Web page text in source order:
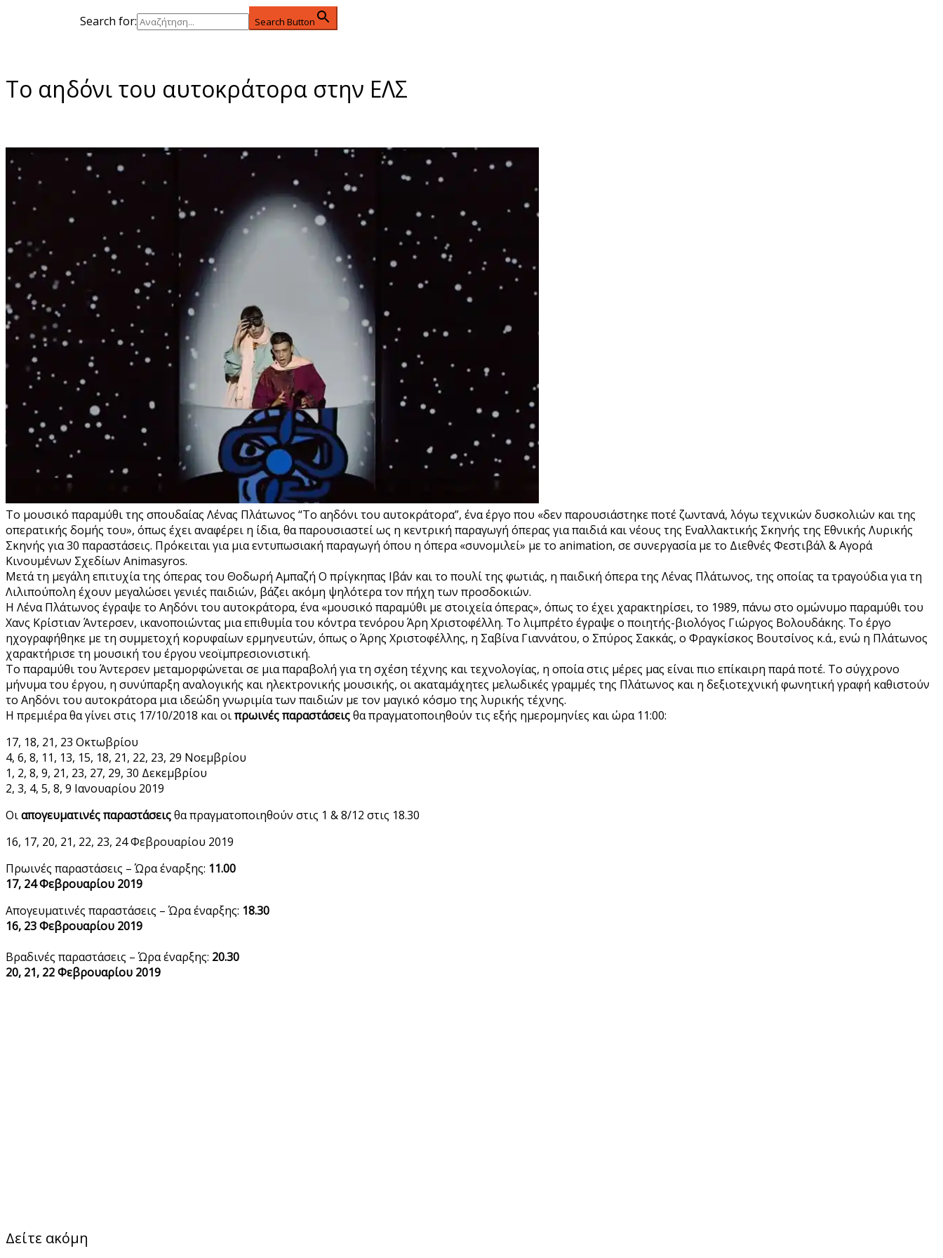
Search for: Search Button
To αηδόνι του αυτοκράτορα στην ΕΛΣ
Το μουσικό παραμύθι της σπουδαίας Λένας Πλάτωνος “Το αηδόνι του αυτοκράτορα”, ένα έργο που «δεν παρουσιάστηκε ποτέ ζωντανά, λόγω τεχνικών δυσκολιών και της
οπερατικής δομής του», όπως έχει αναφέρει η ίδια, θα παρουσιαστεί ως η κεντρική παραγωγή όπερας για παιδιά και νέους της Εναλλακτικής Σκηνής της Εθνικής Λυρικής
Σκηνής για 30 παραστάσεις. Πρόκειται για μια εντυπωσιακή παραγωγή όπου η όπερα «συνομιλεί» με το animation, σε συνεργασία με το Διεθνές Φεστιβάλ & Αγορά
Κινουμένων Σχεδίων Animasyros.
Μετά τη μεγάλη επιτυχία της όπερας του Θοδωρή Αμπαζή Ο πρίγκηπας Ιβάν και το πουλί της φωτιάς, η παιδική όπερα της Λένας Πλάτωνος, της οποίας τα τραγούδια για τη
Λιλιπούπολη έχουν μεγαλώσει γενιές παιδιών, βάζει ακόμη ψηλότερα τον πήχη των προσδοκιών.
Η Λένα Πλάτωνος έγραψε το Αηδόνι του αυτοκράτορα, ένα «μουσικό παραμύθι με στοιχεία όπερας», όπως το έχει χαρακτηρίσει, το 1989, πάνω στο ομώνυμο παραμύθι του
Χανς Κρίστιαν Άντερσεν, ικανοποιώντας μια επιθυμία του κόντρα τενόρου Άρη Χριστοφέλλη. Το λιμπρέτο έγραψε ο ποιητής-βιολόγος Γιώργος Βολουδάκης. Το έργο
ηχογραφήθηκε με τη συμμετοχή κορυφαίων ερμηνευτών, όπως ο Άρης Χριστοφέλλης, η Σαβίνα Γιαννάτου, ο Σπύρος Σακκάς, ο Φραγκίσκος Βουτσίνος κ.ά., ενώ η Πλάτωνος
χαρακτήρισε τη μουσική του έργου νεοϊμπρεσιονιστική.
Το παραμύθι του Άντερσεν μεταμορφώνεται σε μια παραβολή για τη σχέση τέχνης και τεχνολογίας, η οποία στις μέρες μας είναι πιο επίκαιρη παρά ποτέ. Το σύγχρονο
μήνυμα του έργου, η συνύπαρξη αναλογικής και ηλεκτρονικής μουσικής, οι ακαταμάχητες μελωδικές γραμμές της Πλάτωνος και η δεξιοτεχνική φωνητική γραφή καθιστούν
το Αηδόνι του αυτοκράτορα μια ιδεώδη γνωριμία των παιδιών με τον μαγικό κόσμο της λυρικής τέχνης.
Η πρεμιέρα θα γίνει στις 17/10/2018 και οιπρωινές παραστάσειςθα πραγματοποιηθούν τις εξής ημερομηνίες και ώρα 11:00:
17, 18, 21, 23 Οκτωβρίου
4, 6, 8, 11, 13, 15, 18, 21, 22, 23, 29 Νοεμβρίου
1, 2, 8, 9, 21, 23, 27, 29, 30 Δεκεμβρίου
2, 3, 4, 5, 8, 9 Ιανουαρίου 2019
Οιαπογευματινές παραστάσειςθα πραγματοποιηθούν στις 1 & 8/12 στις 18.30
16, 17, 20, 21, 22, 23, 24 Φεβρουαρίου 2019
Πρωινές παραστάσεις – Ώρα έναρξης: 11.00
17, 24 Φεβρουαρίου 2019
Απογευματινές παραστάσεις – Ώρα έναρξης: 18.30
16, 23 Φεβρουαρίου 2019
Βραδινές παραστάσεις – Ώρα έναρξης: 20.30
20, 21, 22 Φεβρουαρίου 2019
Δείτε ακόμη